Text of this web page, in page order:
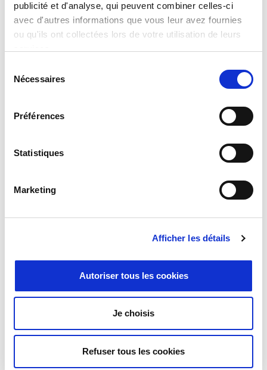
publicité et d'analyse, qui peuvent combiner celles-ci
avec d'autres informations que vous leur avez fournies
ou qu'ils ont collectées lors de votre utilisation de leurs
Nécessaires
Préférences
Statistiques
Marketing
Afficher les détails
Autoriser tous les cookies
Je choisis
Refuser tous les cookies
La sanità, la biologia, la biofarmaceutica, la
Semiconduttori e nanotecnologia